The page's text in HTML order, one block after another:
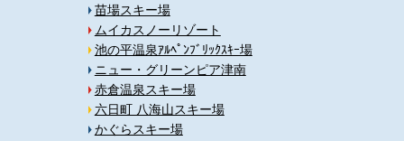
苗場スキー場
ムイカスノーリゾート
池の平温泉ｱﾙﾍﾟﾝﾌﾞﾘｯｸｽｷｰ場
ニュー・グリーンピア津南
赤倉温泉スキー場
六日町 八海山スキー場
かぐらスキー場